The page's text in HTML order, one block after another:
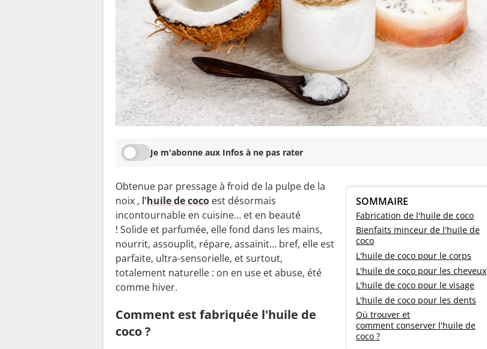
Je m'abonne aux Infos à ne pas rater
SOMMAIRE
Fabrication de l'huile de coco
Bienfaits minceur de l'huile de
coco
L'huile de coco pour le corps
L'huile de coco pour les cheveux
L'huile de coco pour le visage
L'huile de coco pour les dents
Où trouver et
comment conserver l'huile de
coco ?
Obtenue par pressage à froid de la pulpe de la
noix , l'huile de coco est désormais
incontournable en cuisine… et en beauté
! Solide et parfumée, elle fond dans les mains,
nourrit, assouplit, répare, assainit… bref, elle est
parfaite, ultra-sensorielle, et surtout,
totalement naturelle : on en use et abuse, été
comme hiver.
Comment est fabriquée l'huile de
coco ?